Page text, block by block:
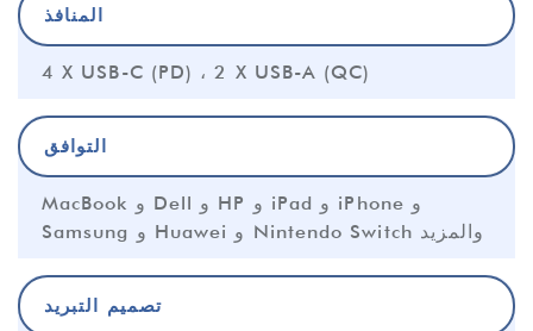
المنافذ
4 X USB-C (PD) ، 2 X USB-A (QC)
التوافق
MacBook و Dell و HP و iPad و iPhone و
Samsung و Huawei و Nintendo Switch والمزيد
تصميم التبريد